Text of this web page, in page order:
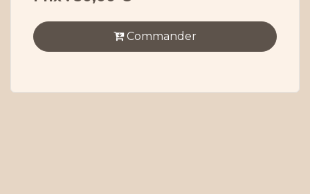
Commander